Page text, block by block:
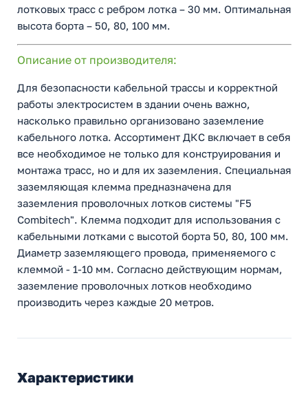
лотковых трасс с ребром лотка – 30 мм. Оптимальная
высота борта – 50, 80, 100 мм.
Описание от производителя:
Для безопасности кабельной трассы и корректной
работы электросистем в здании очень важно,
насколько правильно организовано заземление
кабельного лотка. Ассортимент ДКС включает в себя
все необходимое не только для конструирования и
монтажа трасс, но и для их заземления. Специальная
заземляющая клемма предназначена для
заземления проволочных лотков системы "F5
Combitech". Клемма подходит для использования с
кабельными лотками с высотой борта 50, 80, 100 мм.
Диаметр заземляющего провода, применяемого с
клеммой - 1-10 мм. Согласно действующим нормам,
заземление проволочных лотков необходимо
производить через каждые 20 метров.
Характеристики